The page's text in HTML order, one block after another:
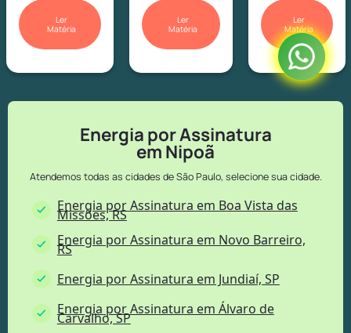
Ler
Matéria
Ler
Matéria
Ler
Matéria
Energia por Assinatura
em Nipoã
Atendemos todas as cidades de São Paulo, selecione sua cidade.
Energia por Assinatura em Boa Vista das
Missões, RS
Energia por Assinatura em Novo Barreiro,
RS
Energia por Assinatura em Jundiaí, SP
Energia por Assinatura em Álvaro de
Carvalho, SP